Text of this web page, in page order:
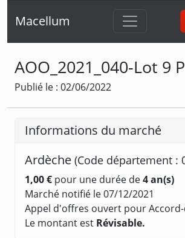
Macellum
AOO_2021_040-Lot 9
Publié le : 02/06/2022
Informations du marché
Ardèche (Code département :
1,00 € pour une durée de4 an(s)
Marché notifié le 07/12/2021
Appel d'offres ouvert pour
Le montant est Révisable.